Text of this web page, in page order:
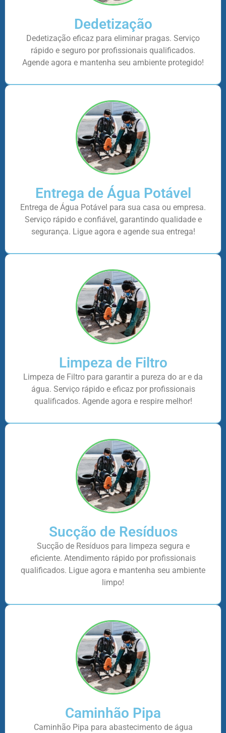
Dedetização
Dedetização eficaz para eliminar pragas. Serviço
rápido e seguro por profissionais qualificados.
Agende agora e mantenha seu ambiente protegido!
Entrega de Água Potável
Entrega de Água Potável para sua casa ou empresa.
Serviço rápido e confiável, garantindo qualidade e
segurança. Ligue agora e agende sua entrega!
Limpeza de Filtro
Limpeza de Filtro para garantir a pureza do ar e da
água. Serviço rápido e eficaz por profissionais
qualificados. Agende agora e respire melhor!
Sucção de Resíduos
Sucção de Resíduos para limpeza segura e
eficiente. Atendimento rápido por profissionais
qualificados. Ligue agora e mantenha seu ambiente
limpo!
Caminhão Pipa
Caminhão Pipa para abastecimento de água